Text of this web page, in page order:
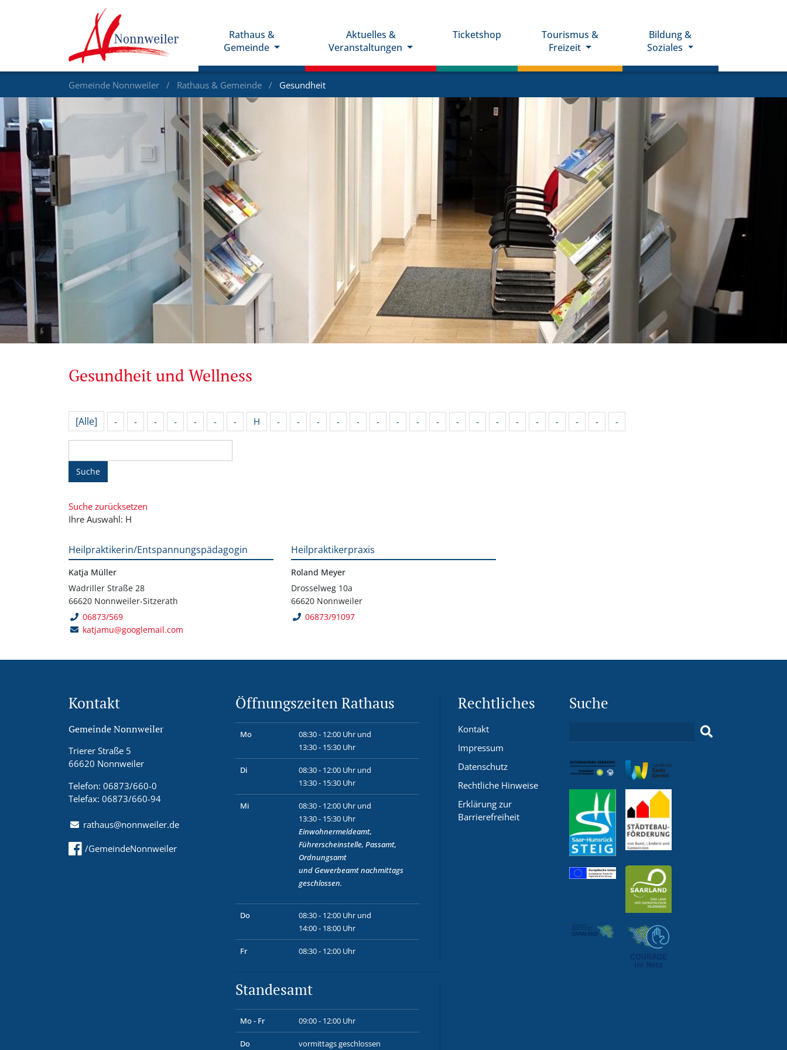
Rathaus &
Gemeinde
Aktuelles &
Veranstaltungen
Ticketshop
Tourismus &
Freizeit
Bildung &
Soziales
Gemeinde Nonnweiler Rathaus & Gemeinde Gesundheit
Gesundheit und Wellness
[Alle] - - - - - - - H - - - - - - - - - - - - - - - - - -
Suche
Suche zurücksetzen
Ihre Auswahl: H
Heilpraktikerin/Entspannungspädagogin
Katja Müller
Wadriller Straße 28
66620 Nonnweiler-Sitzerath
06873/569
katjamu@googlemail.com
Heilpraktikerpraxis
Roland Meyer
Drosselweg 10a
66620 Nonnweiler
06873/91097
Kontakt
Gemeinde Nonnweiler
Trierer Straße 5
66620 Nonnweiler
Telefon: 06873/660-0
Telefax: 06873/660-94
rathaus@nonnweiler.de
/GemeindeNonnweiler
Öffnungszeiten Rathaus
Mo
08:30 - 12:00 Uhr und
13:30 - 15:30 Uhr
Di
08:30 - 12:00 Uhr und
13:30 - 15:30 Uhr
Mi
08:30 - 12:00 Uhr und
13:30 - 15:30 Uhr
Einwohnermeldeamt,
Führerscheinstelle, Passamt,
Ordnungsamt
und Gewerbeamtnachmittags
geschlossen.
Do
08:30 - 12:00 Uhr und
14:00 - 18:00 Uhr
Fr 08:30 - 12:00 Uhr
Standesamt
Mo - Fr 09:00 - 12:00 Uhr
Do vormittags geschlossen
Rechtliches
Kontakt
Impressum
Datenschutz
Rechtliche Hinweise
Erklärung zur
Barrierefreiheit
Suche